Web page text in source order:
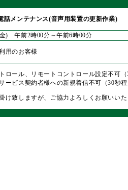
メンテナンス(音声用装置の更新作業)
) 午前2時00分～午前6時00分
用のお客様
ロール、リモートコントロール設定不可
ービス契約者様への新規着信不可（30秒
け致しますが、ご協力よろしくお願いい